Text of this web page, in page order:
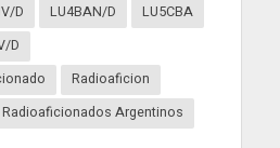
D LU4BAN/D
LU5CBA
D
Radioaficion
Radioaficionados Argentinos